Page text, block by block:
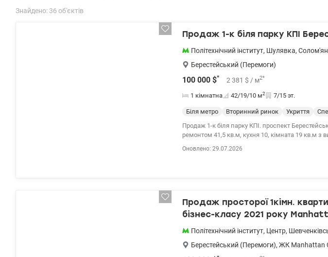
Знайдено: 36 об'єктів
Продаж 1-к біля парку КПІ
Політехнічний інститут, Шулявка,
Берестейський (Перемоги)
100 000 $* 2 381 $ / м2*
1 кімнатна 42/19/10 м2 7/15 эт.
Біля метро Вторинний ринок Укриття
Продаж 1-к біля парку КПІ. проспект Берестейський 39, 7 поверх. Затишна квартира з дизайнерським
ремонтом 41,5 кв.м, кухня 10, кімната 19 кв.м
Оновлено: 29.07.2026
Продаж просторої 1кімн.
бізнес-класу 2021 року
Політехнічний інститут, Центр,
Берестейський (Перемоги), ЖК Manhattan